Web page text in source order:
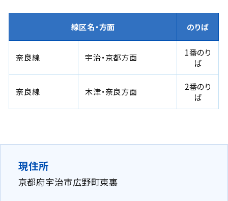
線区名・方面 のりば
奈良線 宇治・京都方面
1番のり
ば
奈良線 木津・奈良方面
2番のり
ば
現住所
京都府宇治市広野町東裏